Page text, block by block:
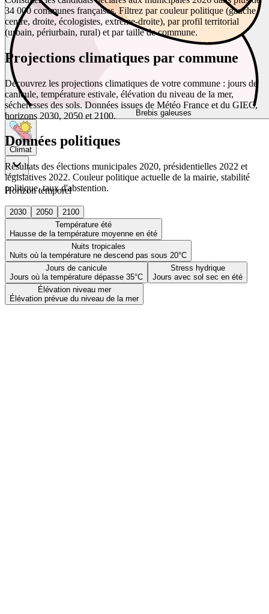
Brebis galeuses
Climat
Horizon temporel
2030 2050
2100
Température été
Hausse de la température moyenne en été
Nuits tropicales
Nuits où la température ne descend pas sous 20°C
Jours de canicule
Jours où la température dépasse 35°C
Stress hydrique
Jours avec sol sec en été
Élévation niveau mer
Élévation prévue du niveau de la mer
34 000 communes françaises. Filtrez par couleur politique (gauche,
centre, droite, écologistes, extrême-droite), par profil territorial
(urbain, périurbain, rural) et par taille de commune.
Projections climatiques par commune
Découvrez les projections climatiques de votre commune : jours de
canicule, température estivale, élévation du niveau de la mer,
sécheresses des sols. Données issues de Météo France et du GIEC,
horizons 2030, 2050 et 2100.
Données politiques
Résultats des élections municipales 2020, présidentielles 2022 et
législatives 2022. Couleur politique actuelle de la mairie, stabilité
politique, taux d'abstention.